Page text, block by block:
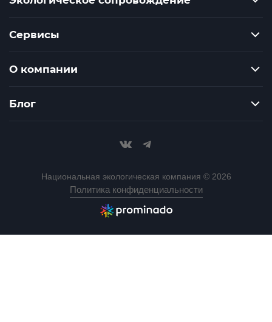
Сервисы
О компании
Блог
Национальная экологическая компания © 2026
Политика конфиденциальности